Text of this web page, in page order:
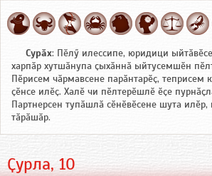
Сурӑх: Пӗлӳ илессипе, юридици
харпӑр хутшӑнупа ҫыхӑннӑ ыйтусемшӗн
Пӗрисем чӑрмавсене парӑнтарӗҫ,
ҫӗнсе илӗҫ. Халӗ чи пӗлтерӗшлӗ ӗҫе
Партнерсен тупӑшлӑ сӗнӗвӗсене шута
тӑрӑшӑр.
Ҫурла, 10